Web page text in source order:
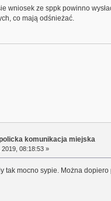
wniosek ze sppk powinno
co mają odśnieżać.
komunikacja miejska
08:18:53 »
tak mocno sypie. Można